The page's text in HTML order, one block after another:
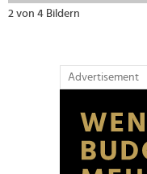
2 von 4 Bildern
Advertisement